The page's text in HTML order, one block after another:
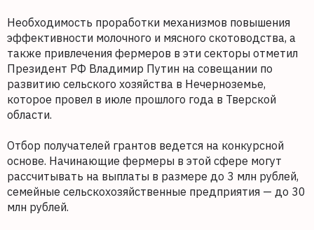
Необходимость проработки механизмов повышения
эффективности молочного и мясного скотоводства, а
также привлечения фермеров в эти секторы отметил
Президент РФ Владимир Путин на совещании по
развитию сельского хозяйства в Нечерноземье,
которое провел в июле прошлого года в Тверской
области.
Отбор получателей грантов ведется на конкурсной
основе. Начинающие фермеры в этой сфере могут
рассчитывать на выплаты в размере до 3 млн рублей,
семейные сельскохозяйственные предприятия — до 30
млн рублей.